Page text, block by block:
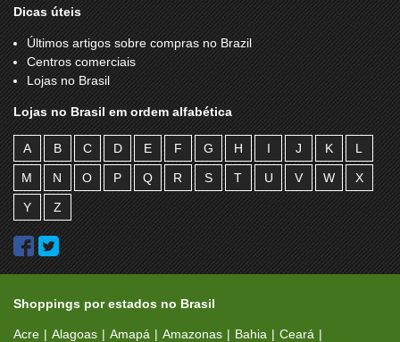
Dicas úteis
Últimos artigos sobre compras no Brazil
Centros comerciais
Lojas no Brasil
Lojas no Brasil em ordem alfabética
A B C D E F G H I J K L
M N O P Q R S T U V W X
Y Z
Shoppings por estados no Brasil
Acre Alagoas Amapá Amazonas Bahia Ceará